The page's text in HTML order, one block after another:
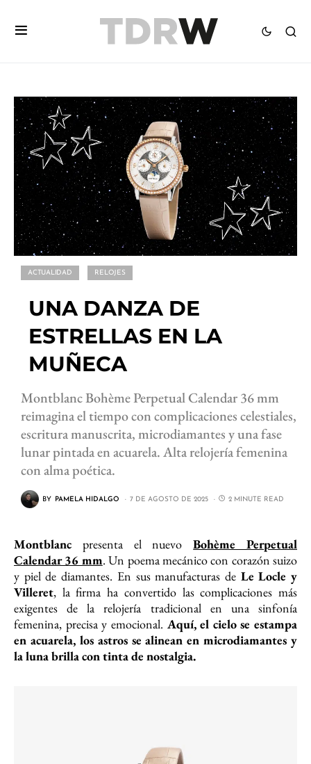
ACTUALIDAD RELOJES
UNA DANZA DE
ESTRELLAS EN LA
MUÑECA
Montblanc Bohème Perpetual Calendar 36 mm
reimagina el tiempo con complicaciones celestiales,
escritura manuscrita, microdiamantes y una fase
lunar pintada en acuarela. Alta relojería femenina
con alma poética.
BY PAMELA HIDALGO 7 DE AGOSTO DE 2025 2 MINUTE READ
Montblanc presenta el nuevoBohème Perpetual
Calendar 36 mm. Un poema mecánico con corazón suizo
y piel de diamantes. En sus manufacturas de Le Locle y
Villeret, la firma ha convertido las complicaciones más
exigentes de la relojería tradicional en una sinfonía
femenina, precisa y emocional. Aquí, el cielo se estampa
en acuarela, los astros se alinean en microdiamantes y
la luna brilla con tinta de nostalgia.